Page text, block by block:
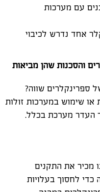
קטן ב-55% במבנים עם מערכות
אחד נדרש לכיבוי
והסכנות שהן מביאות
שווה?
שימוש במערכות זולות
העדר מערכת בכלל.
מכיר את התקנים
כדי לחסוך בעלויות